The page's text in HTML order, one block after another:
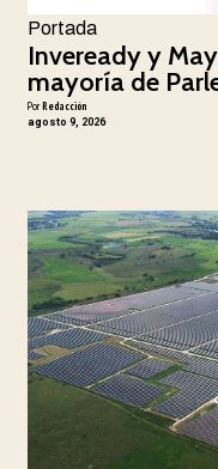
Portada
Inveready y
mayoría de
PorRedacción
agosto 9, 2026